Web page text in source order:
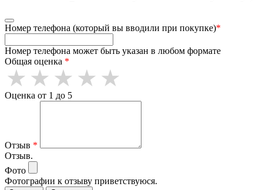
Номер телефона (который вы вводили при покупке)*
Номер телефона может быть указан в любом формате
Общая оценка *
Оценка от 1 до 5
Отзыв *
Отзыв.
Фото
Фотографии к отзыву приветствуюся.